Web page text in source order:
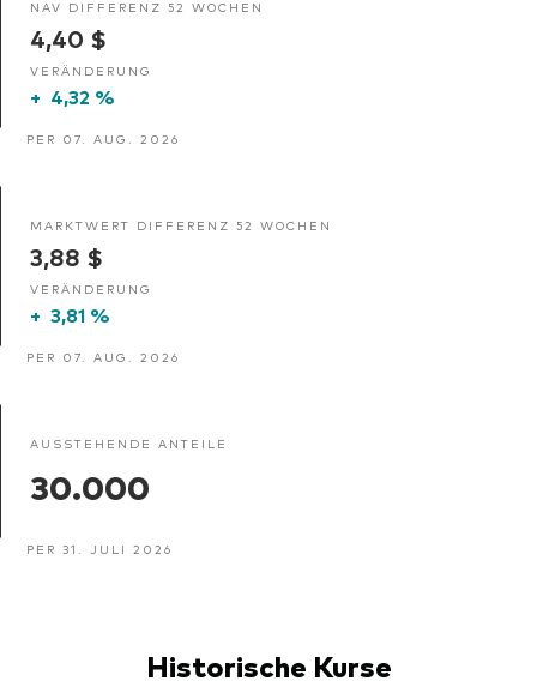
NAV DIFFERENZ 52 WOCHEN
4,40 $
VERÄNDERUNG
+ 4,32 %
PER 07. AUG. 2026
MARKTWERT DIFFERENZ 52 WOCHEN
3,88 $
VERÄNDERUNG
+ 3,81 %
PER 07. AUG. 2026
AUSSTEHENDE ANTEILE
30.000
PER 31. JULI 2026
Historische Kurse